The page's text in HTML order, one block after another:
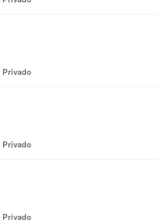
Privado
Privado
Privado